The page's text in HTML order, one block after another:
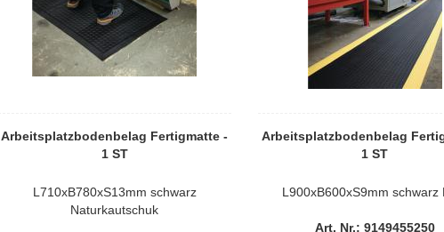
Arbeitsplatzbodenbelag Fertigmatte -
1 ST
L710xB780xS13mm schwarz
Naturkautschuk
Arbeitsplatzbodenbelag
1 ST
L900xB600xS9mm schwarz
Art. Nr.: 9149455250